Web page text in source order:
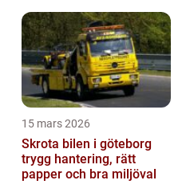
15 mars 2026
Skrota bilen i göteborg
trygg hantering, rätt
papper och bra miljöval